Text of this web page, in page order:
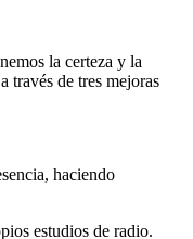
la certeza y la
través de tres mejoras
haciendo
estudios de radio.